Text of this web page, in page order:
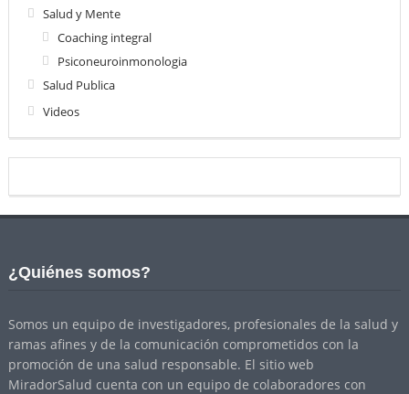
Salud y Mente
Coaching integral
Psiconeuroinmonologia
Salud Publica
Videos
¿Quiénes somos?
Somos un equipo de investigadores, profesionales de la salud y
ramas afines y de la comunicación comprometidos con la
promoción de una salud responsable. El sitio web
MiradorSalud cuenta con un equipo de colaboradores con